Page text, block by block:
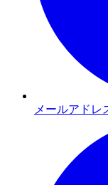
メールアドレ